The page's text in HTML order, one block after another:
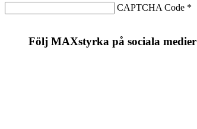
CAPTCHA Code *
Följ MAXstyrka på sociala medier